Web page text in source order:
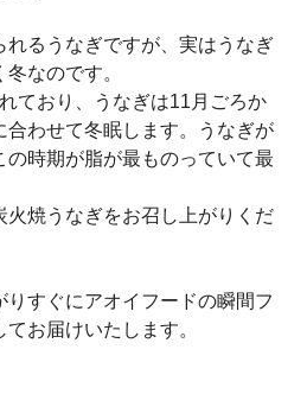
れるうなぎですが、実はうなぎ
なのです。
ており、うなぎは11月ごろか
合わせて冬眠します。うなぎが
の時期が脂が最ものっていて最
火焼うなぎをお召し上がりくだ
すぐにアオイフードの瞬間フ
お届けいたします。